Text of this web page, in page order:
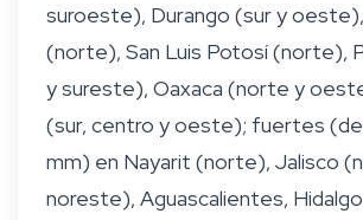
suroeste), Durango (sur y
(norte), San Luis Potosí (norte),
y sureste), Oaxaca (norte y
(sur, centro y oeste); fuertes
mm) en Nayarit (norte), Jalisco
noreste), Aguascalientes,